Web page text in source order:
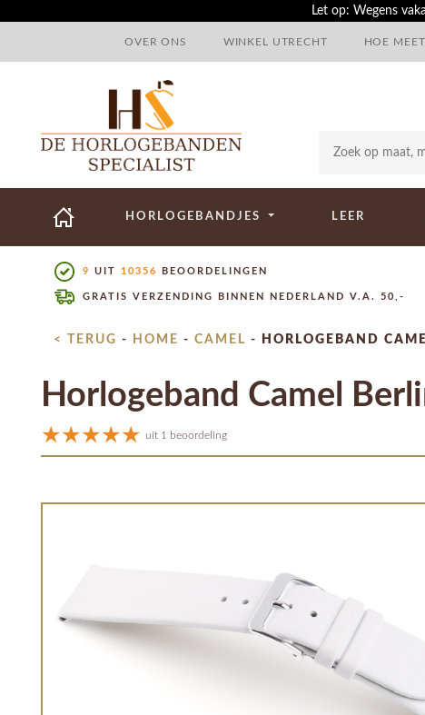
Let op: Wegens
OVER ONS WINKEL UTRECHT HOE
HORLOGEBANDJES LEER
9 UIT 10356 BEOORDELINGEN
GRATIS VERZENDING BINNEN NEDERLAND V.A. 50,-
< TERUG - HOME - CAMEL - HORLOGEBAND
Horlogeband Camel
uit 1 beoordeling